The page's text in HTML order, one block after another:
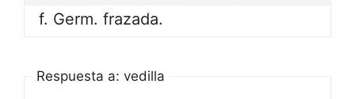
f. Germ. frazada.
Respuesta a: vedilla